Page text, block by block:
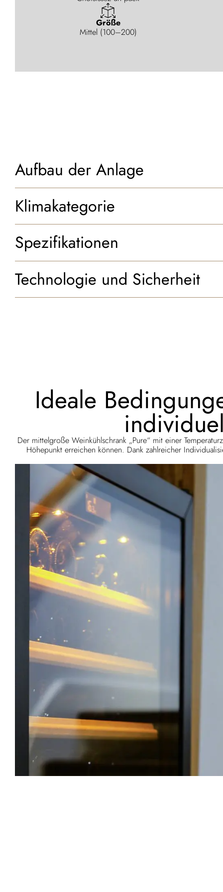
Größe
Mittel (100–200)
Aufbau der Anlage
Klimakategorie
Spezifikationen
Technologie und Sicherheit
Ideale
Der mittelgroße Weinkühlschrank „Pure“ mit einer
Höhepunkt erreichen können. Dank zahlreicher